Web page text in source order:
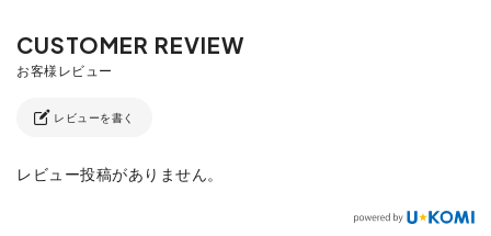
レビューを書く
レビュー投稿がありません。